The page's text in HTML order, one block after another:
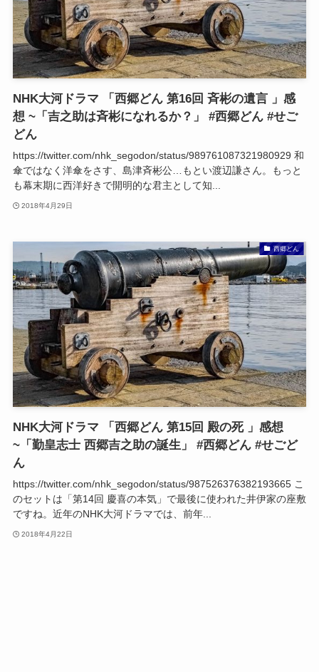
NHK大河ドラマ 「西郷どん 第16回 斉彬の遺言 」感
想 ~「吉之助は斉彬になれるか？」 #西郷どん #せご
どん
https://twitter.com/nhk_segodon/status/989761087321980929 和
傘ではなく洋傘をさす、島津斉彬公…もとい渡辺謙さん。もっと
も幕末期に西洋好きで開明的な君主として知...
2018年4月29日
西郷どん
NHK大河ドラマ 「西郷どん 第15回 殿の死 」感想
~「勤皇志士 西郷吉之助の誕生」 #西郷どん #せごど
ん
https://twitter.com/nhk_segodon/status/987526376382193665 こ
のセットは「第14回 慶喜の本気」で最後に使われた井伊家の座敷
ですね。近年のNHK大河ドラマでは、前年...
2018年4月22日